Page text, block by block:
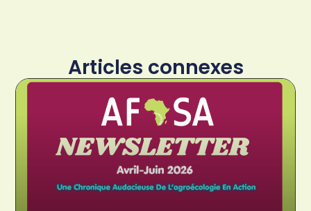
Articles connexes